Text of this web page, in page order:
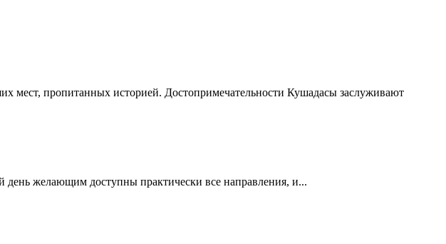
мест, пропитанных историей. Достопримечательности Кушадасы заслуживают
желающим доступны практически все направления, и...